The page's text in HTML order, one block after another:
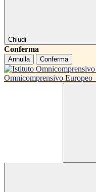
Chiudi
Conferma
Annulla Conferma
Omnicomprensivo Europeo